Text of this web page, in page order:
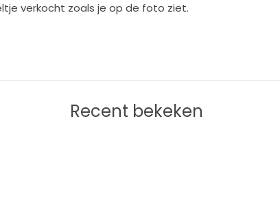
verkocht zoals je op de foto ziet.
Recent bekeken